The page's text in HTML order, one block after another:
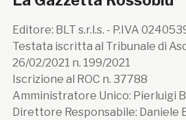
Editore: BLT s.r.l.s. - P.IVA
Testata iscritta al Tribunale di
26/02/2021 n. 199/2021
Iscrizione al ROC n. 37788
Amministratore Unico: Pierluigi
Direttore Responsabile: Daniele